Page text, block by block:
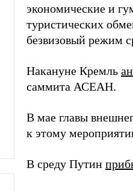
экономические и
туристических
безвизовый режим
Накануне Кремль
саммита АСЕАН.
В мае главы
к этому
В среду Путин